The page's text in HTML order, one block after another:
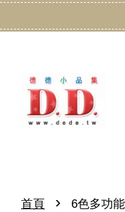
首頁 › 6色多功